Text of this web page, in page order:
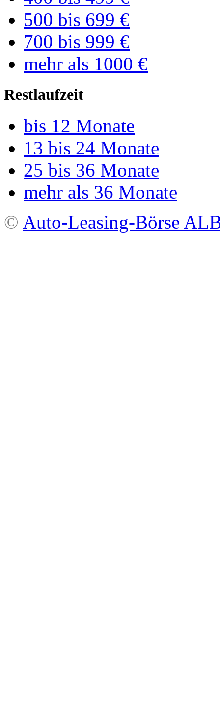
500 bis 699 €
700 bis 999 €
mehr als 1000 €
Restlaufzeit
bis 12 Monate
13 bis 24 Monate
25 bis 36 Monate
mehr als 36 Monate
© Auto-Leasing-Börse